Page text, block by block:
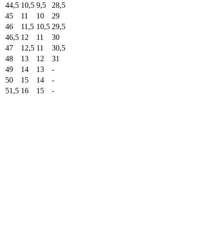
44,5 10,5 9,5
28,5
45
11 10
29
46
11,5 10,5 29,5
46,5 12 11
30
47
12,5 11
30,5
48
13 12
31
49
14 13
-
50
15 14
-
51,5 16 15 -